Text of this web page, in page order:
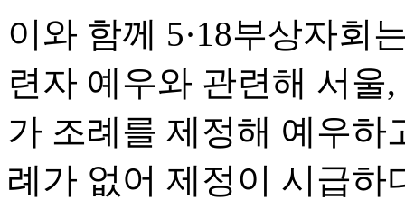
이와 함께 5·18부상자회
련자 예우와 관련해 서울
가 조례를 제정해 예우하
례가 없어 제정이 시급하